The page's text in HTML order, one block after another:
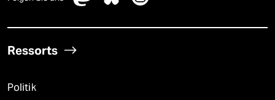
Ressorts
Politik